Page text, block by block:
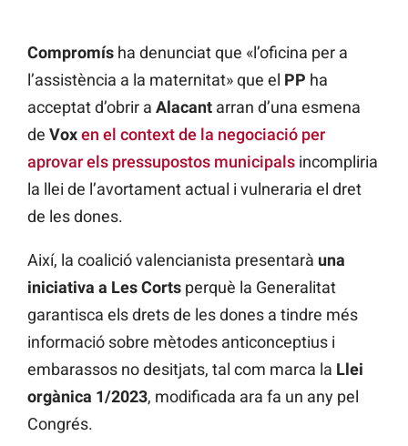
Compromís ha denunciat que «l’oficina per a
l’assistència a la maternitat» que el PP ha
acceptat d’obrir a Alacant arran d’una esmena
de Voxen el context de la negociació per
aprovar els pressupostos municipals incompliria
la llei de l’avortament actual i vulneraria el dret
de les dones.
Així, la coalició valencianista presentarà una
iniciativa a Les Corts perquè la Generalitat
garantisca els drets de les dones a tindre més
informació sobre mètodes anticonceptius i
embarassos no desitjats, tal com marca la Llei
orgànica 1/2023, modificada ara fa un any pel
Congrés.